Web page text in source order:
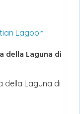
della Laguna di
della Laguna di